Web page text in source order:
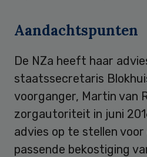
Aandachtspunten
De NZa heeft haar
staatssecretaris
voorganger, Martin van
zorgautoriteit in juni
advies op te stellen
passende bekostiging